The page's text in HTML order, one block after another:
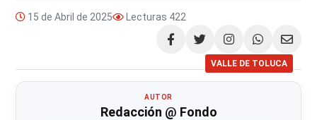
15 de Abril de 2025 Lecturas 422
Compartir
VALLE DE TOLUCA
AUTOR
Redacción @ Fondo